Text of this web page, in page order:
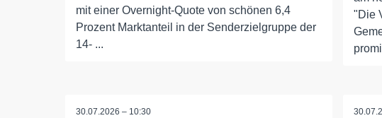
mit einer Overnight-Quote von schönen 6,4
Prozent Marktanteil in der Senderzielgruppe der
14- ...
"Die
30.07.2026 – 10:30